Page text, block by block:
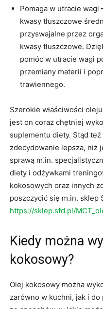
Pomaga w utracie
kwasy tłuszczowe
przyswajalne przez
kwasy tłuszczowe.
pomóc w utracie wagi
przemiany materii i
trawiennego.
Szerokie właściwości
jest on coraz chętniej
suplementu diety. Stąd
zdecydowanie lepsza, niż
sprawą m.in.
diety i odżywkami
kokosowych oraz innych
poszczycić się m.in. sklep
https://sklep.sfd.pl/
Kiedy można
kokosowy?
Olej kokosowy można
zarówno w kuchni, jak i do